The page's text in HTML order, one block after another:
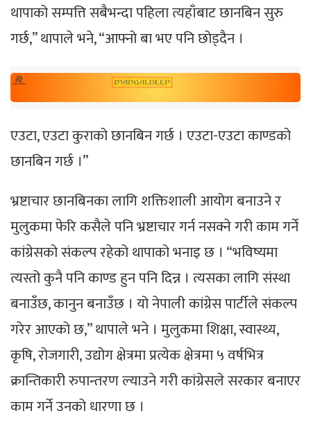
थापाको सम्पत्ति सबैभन्दा पहिला त्यहाँबाट छानबिन सुरु
गर्छ,” थापाले भने, “आफ्नो बा भए पनि छोड्दैन ।
एउटा, एउटा कुराको छानबिन गर्छ । एउटा-एउटा काण्डको
छानबिन गर्छ ।”
भ्रष्टाचार छानबिनका लागि शक्तिशाली आयोग बनाउने र
मुलुकमा फेरि कसैले पनि भ्रष्टाचार गर्न नसक्ने गरी काम गर्ने
कांग्रेसको संकल्प रहेको थापाको भनाइ छ । “भविष्यमा
त्यस्तो कुनै पनि काण्ड हुन पनि दिन्न । त्यसका लागि संस्था
बनाउँछ, कानुन बनाउँछ । यो नेपाली कांग्रेस पार्टीले संकल्प
गरेर आएको छ,” थापाले भने । मुलुकमा शिक्षा, स्वास्थ्य,
कृषि, रोजगारी, उद्योग क्षेत्रमा प्रत्येक क्षेत्रमा ५ वर्षभित्र
क्रान्तिकारी रुपान्तरण ल्याउने गरी कांग्रेसले सरकार बनाएर
काम गर्ने उनको धारणा छ ।